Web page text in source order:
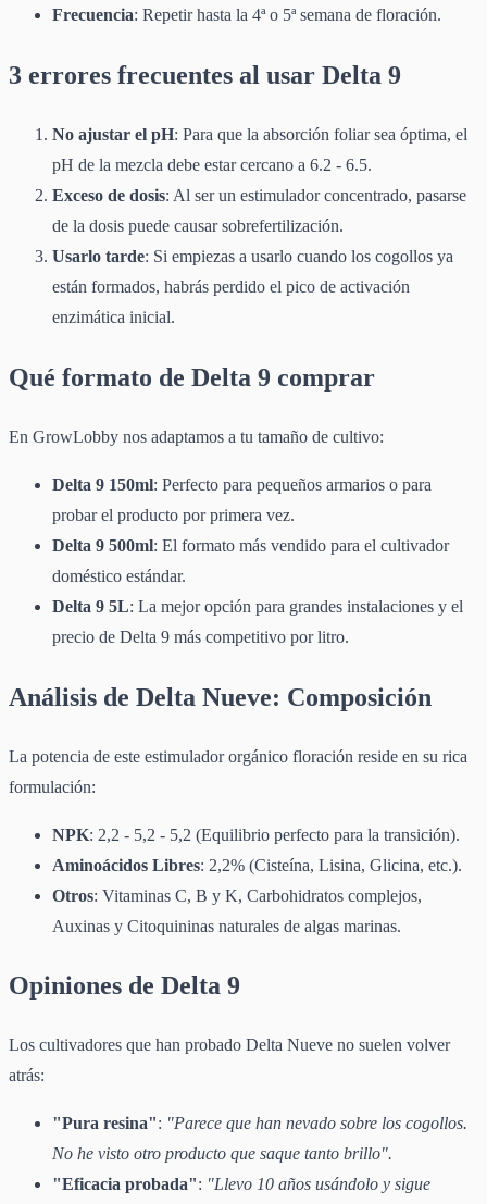
Frecuencia: Repetir hasta la 4ª o 5ª semana de floración.
3 errores frecuentes al usar Delta 9
No ajustar el pH: Para que la absorción foliar sea óptima, el
pH de la mezcla debe estar cercano a 6.2 - 6.5.
Exceso de dosis: Al ser un estimulador concentrado, pasarse
de la dosis puede causar sobrefertilización.
Usarlo tarde: Si empiezas a usarlo cuando los cogollos ya
están formados, habrás perdido el pico de activación
enzimática inicial.
Qué formato de Delta 9 comprar
En GrowLobby nos adaptamos a tu tamaño de cultivo:
Delta 9 150ml: Perfecto para pequeños armarios o para
probar el producto por primera vez.
Delta 9 500ml: El formato más vendido para el cultivador
doméstico estándar.
Delta 9 5L: La mejor opción para grandes instalaciones y el
precio de Delta 9 más competitivo por litro.
Análisis de Delta Nueve: Composición
La potencia de este estimulador orgánico floración reside en su rica
formulación:
NPK: 2,2 - 5,2 - 5,2 (Equilibrio perfecto para la transición).
Aminoácidos Libres: 2,2% (Cisteína, Lisina, Glicina, etc.).
Otros: Vitaminas C, B y K, Carbohidratos complejos,
Auxinas y Citoquininas naturales de algas marinas.
Opiniones de Delta 9
Los cultivadores que han probado Delta Nueve no suelen volver
atrás:
"Pura resina": "Parece que han nevado sobre los cogollos.
No he visto otro producto que saque tanto brillo".
"Eficacia probada": "Llevo 10 años usándolo y sigue